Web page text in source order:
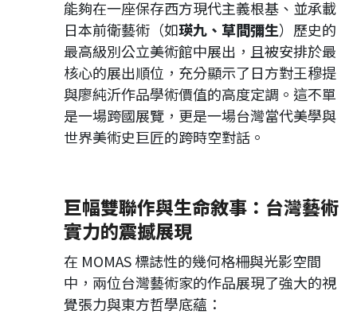
能夠在一座保存西方現代主義根基、並承載
日本前衛藝術（如瑛九、草間彌生）歷史的
最高級別公立美術館中展出，且被安排於最
核心的展出順位，充分顯示了日方對王穆提
與廖純沂作品學術價值的高度定調。這不單
是一場跨國展覽，更是一場台灣當代美學與
世界美術史巨匠的跨時空對話。
巨幅雙聯作與生命敘事：台灣藝術
實力的震撼展現
在 MOMAS 標誌性的幾何格柵與光影空間
中，兩位台灣藝術家的作品展現了強大的視
覺張力與東方哲學底蘊：